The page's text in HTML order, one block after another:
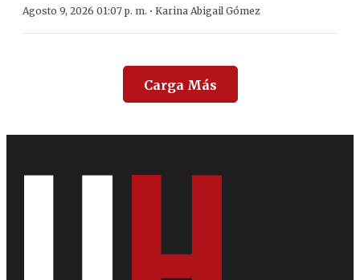
Agosto 9, 2026 01:07 p. m. · Karina Abigail Gómez
Carga Más